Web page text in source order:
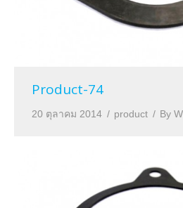
Product-74
20 ตุลาคม 2014 product By